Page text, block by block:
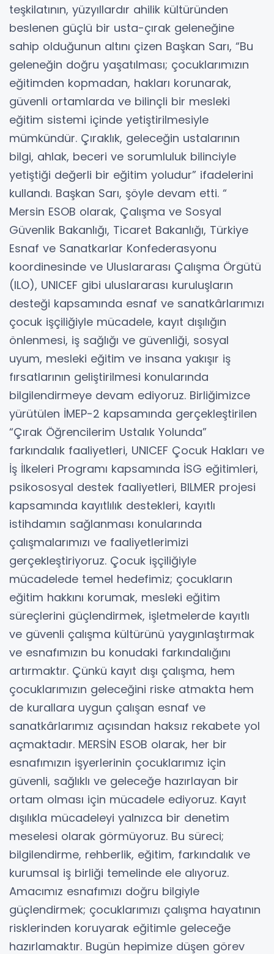
teşkilatının, yüzyıllardır ahilik kültüründen
beslenen güçlü bir usta-çırak geleneğine
sahip olduğunun altını çizen Başkan Sarı, “Bu
geleneğin doğru yaşatılması; çocuklarımızın
eğitimden kopmadan, hakları korunarak,
güvenli ortamlarda ve bilinçli bir mesleki
eğitim sistemi içinde yetiştirilmesiyle
mümkündür. Çıraklık, geleceğin ustalarının
bilgi, ahlak, beceri ve sorumluluk bilinciyle
yetiştiği değerli bir eğitim yoludur” ifadelerini
kullandı. Başkan Sarı, şöyle devam etti. “
Mersin ESOB olarak, Çalışma ve Sosyal
Güvenlik Bakanlığı, Ticaret Bakanlığı, Türkiye
Esnaf ve Sanatkarlar Konfederasyonu
koordinesinde ve Uluslararası Çalışma Örgütü
(ILO), UNICEF gibi uluslararası kuruluşların
desteği kapsamında esnaf ve sanatkârlarımızı
çocuk işçiliğiyle mücadele, kayıt dışılığın
önlenmesi, iş sağlığı ve güvenliği, sosyal
uyum, mesleki eğitim ve insana yakışır iş
fırsatlarının geliştirilmesi konularında
bilgilendirmeye devam ediyoruz. Birliğimizce
yürütülen İMEP-2 kapsamında gerçekleştirilen
“Çırak Öğrencilerim Ustalık Yolunda”
farkındalık faaliyetleri, UNICEF Çocuk Hakları ve
İş İlkeleri Programı kapsamında İSG eğitimleri,
psikososyal destek faaliyetleri, BILMER projesi
kapsamında kayıtlılık destekleri, kayıtlı
istihdamın sağlanması konularında
çalışmalarımızı ve faaliyetlerimizi
gerçekleştiriyoruz. Çocuk işçiliğiyle
mücadelede temel hedefimiz; çocukların
eğitim hakkını korumak, mesleki eğitim
süreçlerini güçlendirmek, işletmelerde kayıtlı
ve güvenli çalışma kültürünü yaygınlaştırmak
ve esnafımızın bu konudaki farkındalığını
artırmaktır. Çünkü kayıt dışı çalışma, hem
çocuklarımızın geleceğini riske atmakta hem
de kurallara uygun çalışan esnaf ve
sanatkârlarımız açısından haksız rekabete yol
açmaktadır. MERSİN ESOB olarak, her bir
esnafımızın işyerlerinin çocuklarımız için
güvenli, sağlıklı ve geleceğe hazırlayan bir
ortam olması için mücadele ediyoruz. Kayıt
dışılıkla mücadeleyi yalnızca bir denetim
meselesi olarak görmüyoruz. Bu süreci;
bilgilendirme, rehberlik, eğitim, farkındalık ve
kurumsal iş birliği temelinde ele alıyoruz.
Amacımız esnafımızı doğru bilgiyle
güçlendirmek; çocuklarımızı çalışma hayatının
risklerinden koruyarak eğitimle geleceğe
hazırlamaktır. Bugün hepimize düşen görev